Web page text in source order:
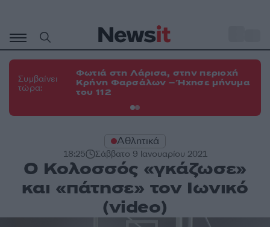
περιεχόμενο
Συμβαίνει
τώρα:
Φωτιά στη Λάρισα, στην περιοχή
Κρήνη Φαρσάλων – Ήχησε μήνυμα
του 112
Αθλητικά
18:25 Σάββατο 9 Ιανουαρίου 2021
Ο Κολοσσός «γκάζωσε»
και «πάτησε» τον Ιωνικό
(video)